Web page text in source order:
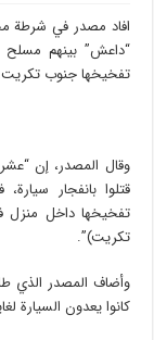
افاد مصدر في شرطة
“داعش” بينهم مسلح
تفخيخها جنوب
وقال المصدر، إن
قتلوا بانفجار
تكريت)”.
وأضاف المصدر الذي
كانوا يعدون السيارة